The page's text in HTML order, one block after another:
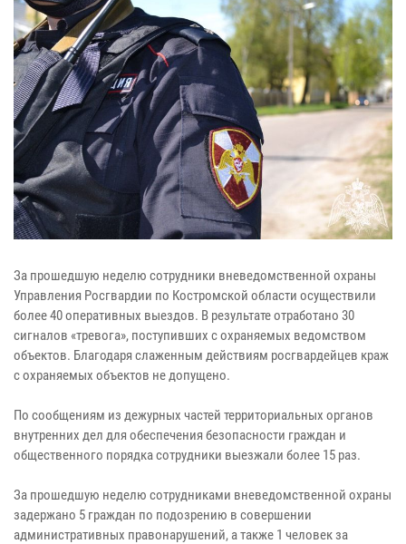
За прошедшую неделю сотрудники вневедомственной охраны
Управления Росгвардии по Костромской области осуществили
более 40 оперативных выездов. В результате отработано 30
сигналов «тревога», поступивших с охраняемых ведомством
объектов. Благодаря слаженным действиям росгвардейцев краж
с охраняемых объектов не допущено.
По сообщениям из дежурных частей территориальных органов
внутренних дел для обеспечения безопасности граждан и
общественного порядка сотрудники выезжали более 15 раз.
За прошедшую неделю сотрудниками вневедомственной охраны
задержано 5 граждан по подозрению в совершении
административных правонарушений, а также 1 человек за